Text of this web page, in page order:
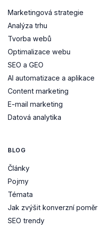
Marketingová strategie
Analýza trhu
Tvorba webů
Optimalizace webu
SEO a GEO
AI automatizace a aplikace
Content marketing
E-mail marketing
Datová analytika
BLOG
Články
Pojmy
Témata
Jak zvýšit konverzní poměr
SEO trendy